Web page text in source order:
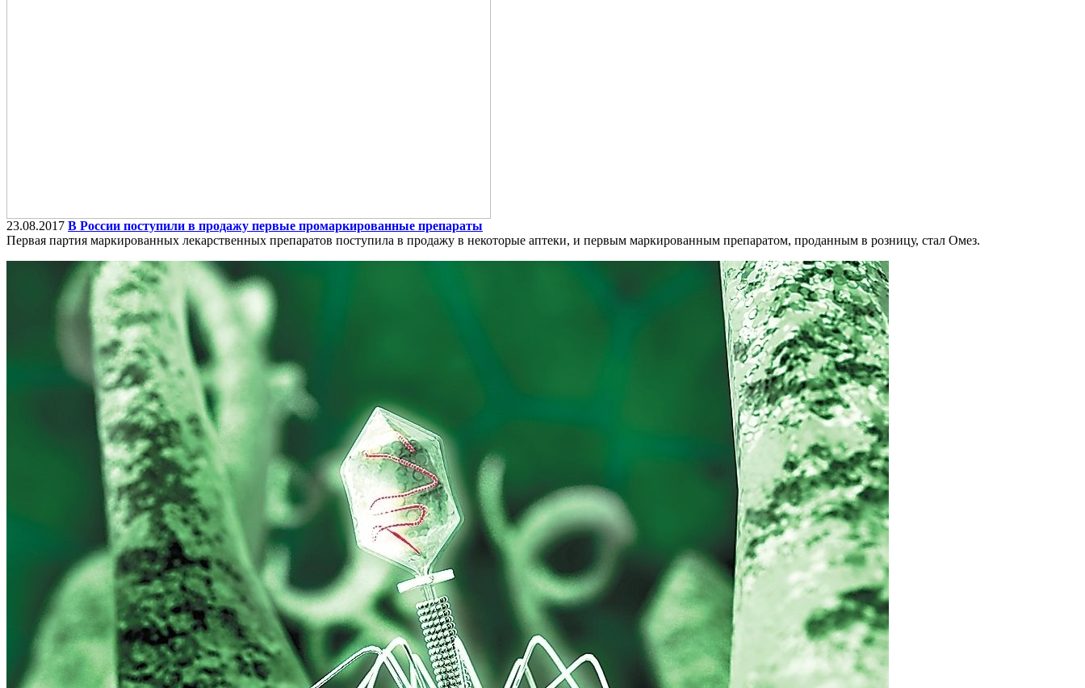
23.08.2017 В России поступили в продажу первые промаркированные препараты
Первая партия маркированных лекарственных препаратов поступила в продажу в некоторые аптеки, и первым маркированным препаратом, проданным в розницу, стал Омез.